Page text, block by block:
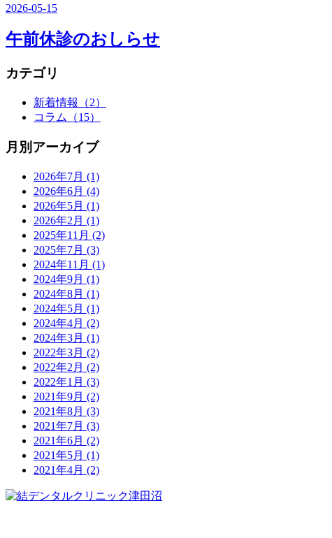
2026-05-15
午前休診のおしらせ
カテゴリ
新着情報
（2）
コラム
（15）
月別アーカイブ
2026年7月 (1)
2026年6月 (4)
2026年5月 (1)
2026年2月 (1)
2025年11月 (2)
2025年7月 (3)
2024年11月 (1)
2024年9月 (1)
2024年8月 (1)
2024年5月 (1)
2024年4月 (2)
2024年3月 (1)
2022年3月 (2)
2022年2月 (2)
2022年1月 (3)
2021年9月 (2)
2021年8月 (3)
2021年7月 (3)
2021年6月 (2)
2021年5月 (1)
2021年4月 (2)